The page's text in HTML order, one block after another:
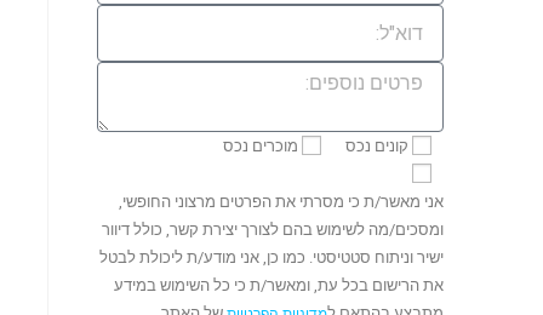
קונים נכס מוכרים נכס
אני מאשר/ת כי מסרתי את הפרטים מרצוני החופשי,
ומסכים/מה לשימוש בהם לצורך יצירת קשר, כולל דיוור
ישיר וניתוח סטטיסטי. כמו כן, אני מודע/ת ליכולת לבטל
את הרישום בכל עת, ומאשר/ת כי כל השימוש במידע